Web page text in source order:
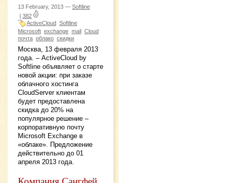
13 February, 2013 — Softline
| 382
ActiveCloud Softline
Microsoft exchange mail Cloud
почта облако скидки
Москва, 13 февраля 2013
года. – ActiveCloud by
Softline объявляет о старте
новой акции: при заказе
облачного хостинга
CloudServer клиентам
будет предоставлена
скидка до 20% на
популярное решение –
корпоративную почту
Microsoft Exchange в
«облаке». Предложение
действительно до 01
апреля 2013 года.